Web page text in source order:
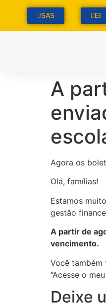
SAS EI
A
Agora os
Olá, famílias!
Estamos
gestão
A partir de
vencimento.
Você também
“Acesse o
Deixe